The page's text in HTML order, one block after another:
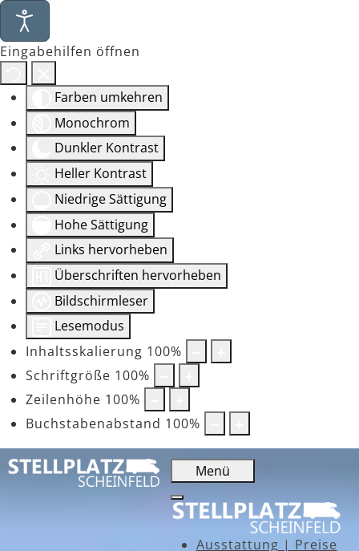
Eingabehilfen öffnen
Farben umkehren
Monochrom
Dunkler Kontrast
Heller Kontrast
Niedrige Sättigung
Hohe Sättigung
Links hervorheben
Überschriften hervorheben
Bildschirmleser
Lesemodus
Inhaltsskalierung 100%
Schriftgröße 100%
Zeilenhöhe 100%
Buchstabenabstand 100%
Menü
Ausstattung | Preise